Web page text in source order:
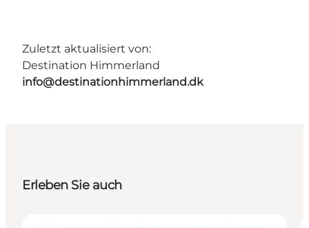
Zuletzt aktualisiert von:
Destination Himmerland
info@destinationhimmerland.dk
Erleben Sie auch